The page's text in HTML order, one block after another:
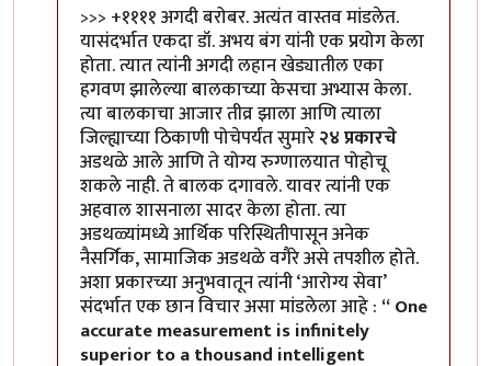
>>> +११११ अगदी बरोबर. अत्यंत वास्तव मांडलेत.
यासंदर्भात एकदा डॉ. अभय बंग यांनी एक प्रयोग केला
होता. त्यात त्यांनी अगदी लहान खेड्यातील एका
हगवण झालेल्या बालकाच्या केसचा अभ्यास केला.
त्या बालकाचा आजार तीव्र झाला आणि त्याला
जिल्ह्याच्या ठिकाणी पोचेपर्यंत सुमारे२४ प्रकारचे
अडथळे आले आणि ते योग्य रुग्णालयात पोहोचू
शकले नाही. ते बालक दगावले. यावर त्यांनी एक
अहवाल शासनाला सादर केला होता. त्या
अडथळ्यांमध्ये आर्थिक परिस्थितीपासून अनेक
नैसर्गिक, सामाजिक अडथळे वगैरे असे तपशील होते.
अशा प्रकारच्या अनुभवातून त्यांनी ‘आरोग्य सेवा’
संदर्भात एक छान विचार असा मांडलेला आहे : “ One
accurate measurement is infinitely
superior to a thousand intelligent